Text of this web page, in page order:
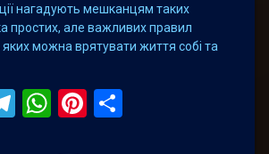
нагадують мешканцям таких
простих, але важливих правил
можна врятувати життя собі та
Telegram
WhatsApp
Pinterest